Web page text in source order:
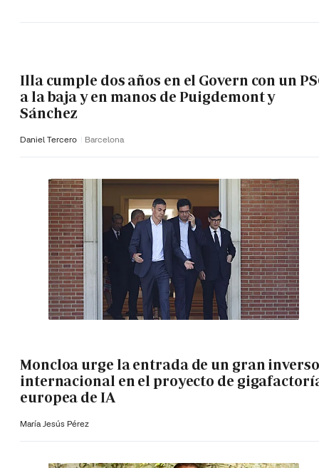
Illa cumple dos años en el Govern con un
a la baja y en manos de Puigdemont y
Sánchez
Daniel Tercero Barcelona
Moncloa urge la entrada de un gran
internacional en el proyecto de
europea de IA
María Jesús Pérez